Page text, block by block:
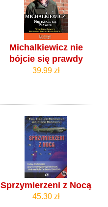
Michalkiewicz nie
bójcie się prawdy
39.99 zł
Sprzymierzeni z Nocą
45.30 zł